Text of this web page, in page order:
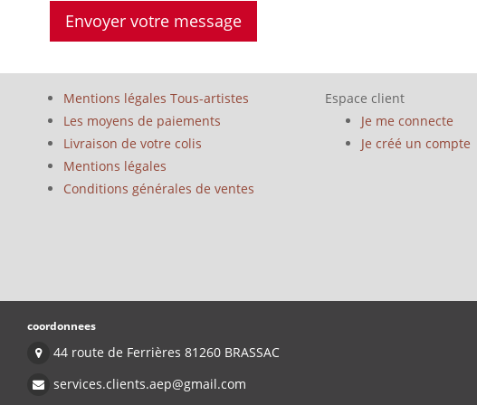
Mentions légales Tous-artistes
Les moyens de paiements
Livraison de votre colis
Mentions légales
Conditions générales de ventes
Espace client
Je me connecte
Je créé un compte
coordonnees
44 route de Ferrières 81260 BRASSAC
services.clients.aep@gmail.com